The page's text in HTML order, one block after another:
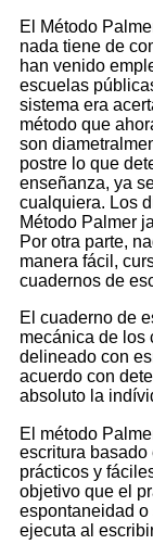
El Método
nada tiene de
han venido
escuelas
sistema era
método que
son
postre lo que
enseñanza, ya
cualquiera. Los
Método Palmer
Por otra parte,
manera fácil,
cuadernos de
El cuaderno de
mecánica de los
delineado con
acuerdo con
absoluto la
El método
escritura
prácticos y
objetivo que el
espontaneidad
ejecuta al